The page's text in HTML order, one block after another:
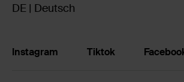
DE | Deutsch
Instagram Tiktok